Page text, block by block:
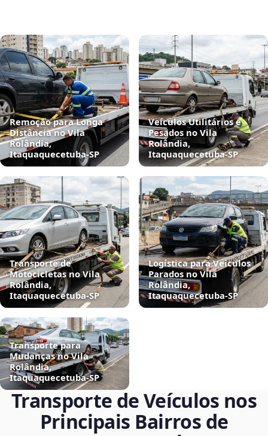
Remoção para Longa
Distância no Vila
Rolândia,
Itaquaquecetuba‑SP
Veículos Utilitários e
Pesados no Vila
Rolândia,
Itaquaquecetuba‑SP
Transporte de
Motocicletas no Vila
Rolândia,
Itaquaquecetuba‑SP
Logística para Veículos
Parados no Vila
Rolândia,
Itaquaquecetuba‑SP
Transporte para
Mudanças no Vila
Rolândia,
Itaquaquecetuba‑SP
Transporte de Veículos nos
Principais Bairros de